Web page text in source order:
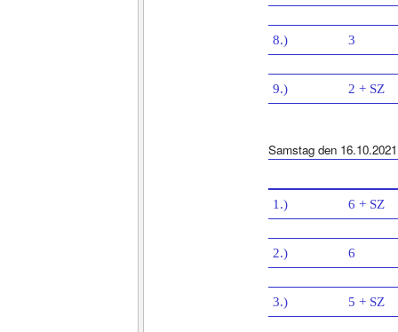
8.) 3
9.) 2 + SZ
Samstag den 16.10.2021
1.) 6 + SZ
2.) 6
3.) 5 + SZ